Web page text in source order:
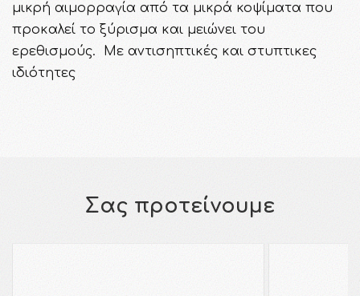
μικρή αιμορραγία από τα μικρά κοψίματα που
προκαλεί το ξύρισμα και μειώνει του
ερεθισμούς. Με αντισηπτικές και στυπτικες
ιδιότητες
Σας προτείνουμε